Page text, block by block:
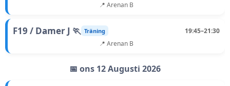
📍 Arenan B
F19 / Damer J 🏃 Träning
19:45–21:30
📍 Arenan B
📅 ons 12 Augusti 2026